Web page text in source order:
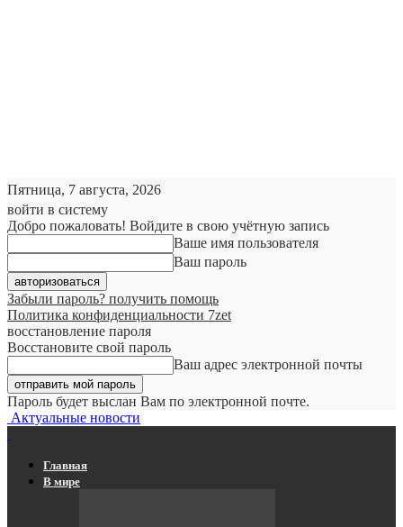
Пятница, 7 августа, 2026
войти в систему
Добро пожаловать! Войдите в свою учётную запись
Ваше имя пользователя
Ваш пароль
Забыли пароль? получить помощь
Политика конфиденциальности 7zet
восстановление пароля
Восстановите свой пароль
Ваш адрес электронной почты
Пароль будет выслан Вам по электронной почте.
Актуальные новости
Главная
В мире